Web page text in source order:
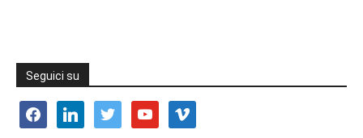
Seguici su
facebooklinkedin twitter youtube vimeo